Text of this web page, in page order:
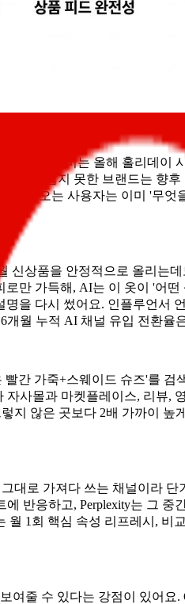
다. 어도비는 올해 홀리데이
리를 잡지 못한 브랜드는 향
에 오는 사용자는 이미 '무
상품을 안정적으로 올리는
만 가득해, AI는 이 옷이 '어
을 다시 썼어요. 인플루언서
월 누적 AI 채널 유입 전환율
간 가죽+스웨이드 슈즈'를
사몰과 마켓플레이스, 리뷰
지 않은 곳보다 2배 가까이
로 가져다 쓰는 채널이라
반응하고, Perplexity는 그
1회 핵심 속성 리프레시, 비
줄 수 있다는 강점이 있어